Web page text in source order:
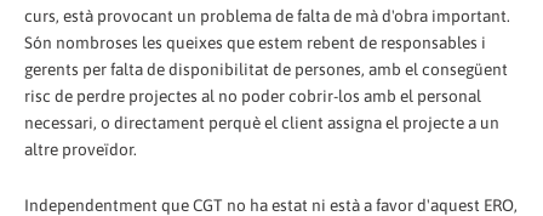
curs, està provocant un problema de falta de mà d'obra important.
Són nombroses les queixes que estem rebent de responsables i
gerents per falta de disponibilitat de persones, amb el consegüent
risc de perdre projectes al no poder cobrir-los amb el personal
necessari, o directament perquè el client assigna el projecte a un
altre proveïdor.
Independentment que CGT no ha estat ni està a favor d'aquest ERO,